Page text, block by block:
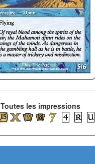
Toutes les impressions